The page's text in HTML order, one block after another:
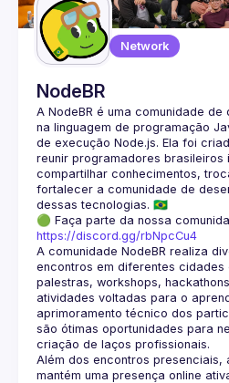
Network
NodeBR
A NodeBR é uma comunidade
na linguagem de programação
de execução Node.js. Ela foi
reunir programadores brasileiros
compartilhar conhecimentos,
fortalecer a comunidade de
🟢 Faça parte da nossa
https://discord.gg/rbNpcCu4
A comunidade NodeBR realiza
encontros em diferentes cidades
palestras, workshops,
atividades voltadas para o
aprimoramento técnico dos
são ótimas oportunidades para
Além dos encontros presenciais,
mantém uma presença online